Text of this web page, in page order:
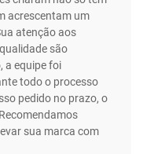
acrescentam um
atenção aos
são
a equipe foi
todo o processo
pedido no prazo, o
sua marca com